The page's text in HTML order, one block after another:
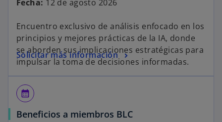
Fecha: 12 de agosto 2026
Encuentro exclusivo de análisis enfocado en los
principios y mejores prácticas de la IA, donde
se aborden sus implicaciones estratégicas para
impulsar la toma de decisiones informadas.
Solicitar más información
calendar_month
Beneficios a miembros BLC